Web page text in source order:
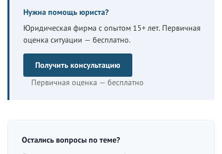
Нужна помощь юриста?
Юридическая фирма с опытом 15+ лет. Первичная
оценка ситуации — бесплатно.
Получить консультацию
Первичная оценка — бесплатно
Остались вопросы по теме?